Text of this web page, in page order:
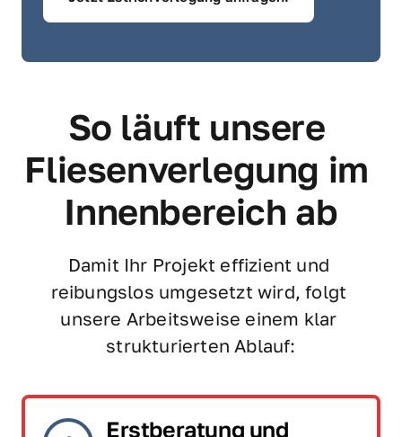
So läuft unsere
Fliesenverlegung im
Innenbereich ab
Damit Ihr Projekt effizient und
reibungslos umgesetzt wird, folgt
unsere Arbeitsweise einem klar
strukturierten Ablauf:
Erstberatung und